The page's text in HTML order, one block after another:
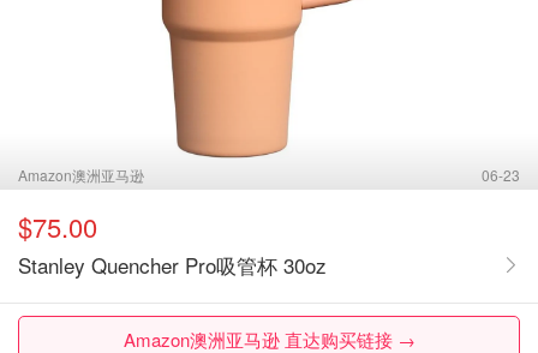
Amazon澳洲亚马逊 06-23
$75.00
Stanley Quencher Pro吸管杯 30oz
Amazon澳洲亚马逊 直达购买链接 →